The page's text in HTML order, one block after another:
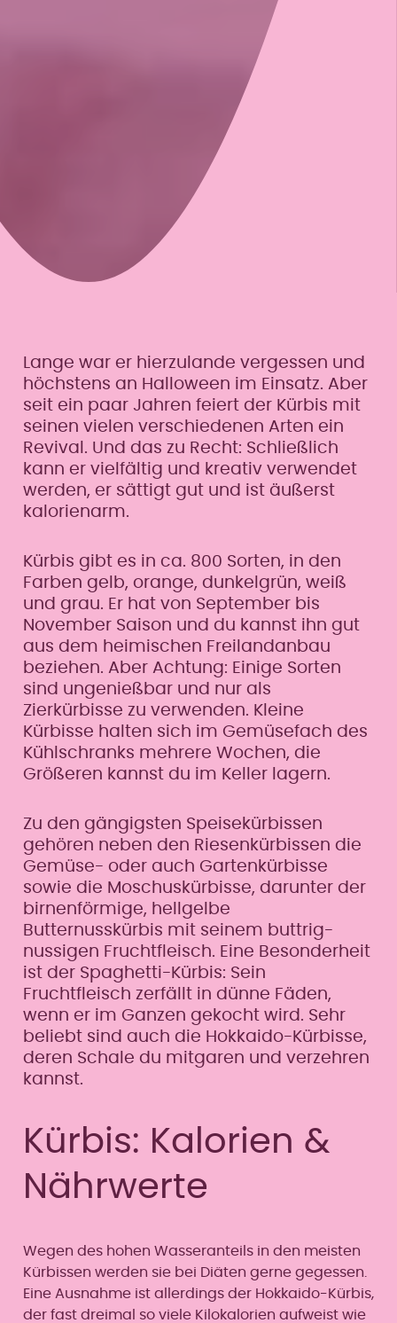
Lange war er hierzulande vergessen und
höchstens an Halloween im Einsatz. Aber
seit ein paar Jahren feiert der Kürbis mit
seinen vielen verschiedenen Arten ein
Revival. Und das zu Recht: Schließlich
kann er vielfältig und kreativ verwendet
werden, er sättigt gut und ist äußerst
kalorienarm.
Kürbis gibt es in ca. 800 Sorten, in den
Farben gelb, orange, dunkelgrün, weiß
und grau. Er hat von September bis
November Saison und du kannst ihn gut
aus dem heimischen Freilandanbau
beziehen. Aber Achtung: Einige Sorten
sind ungenießbar und nur als
Zierkürbisse zu verwenden. Kleine
Kürbisse halten sich im Gemüsefach des
Kühlschranks mehrere Wochen, die
Größeren kannst du im Keller lagern.
Zu den gängigsten Speisekürbissen
gehören neben den Riesenkürbissen die
Gemüse- oder auch Gartenkürbisse
sowie die Moschuskürbisse, darunter der
birnenförmige, hellgelbe
Butternusskürbis mit seinem buttrig-
nussigen Fruchtfleisch. Eine Besonderheit
ist der Spaghetti-Kürbis: Sein
Fruchtfleisch zerfällt in dünne Fäden,
wenn er im Ganzen gekocht wird. Sehr
beliebt sind auch die Hokkaido-Kürbisse,
deren Schale du mitgaren und verzehren
kannst.
Kürbis: Kalorien &
Nährwerte
Wegen des hohen Wasseranteils in den meisten
Kürbissen werden sie bei Diäten gerne gegessen.
Eine Ausnahme ist allerdings der Hokkaido-Kürbis,
der fast dreimal so viele Kilokalorien aufweist wie